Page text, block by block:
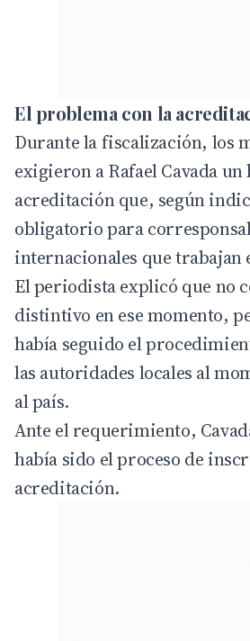
El problema con la
Durante la fiscalización, los
exigieron a Rafael Cavada un
acreditación que, según
obligatorio para
internacionales que trabajan
El periodista explicó que no
distintivo en ese momento,
había seguido el
las autoridades locales al
al país.
Ante el requerimiento,
había sido el proceso de
acreditación.